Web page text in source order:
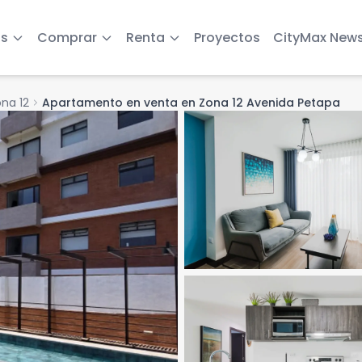
Comprar Renta Proyectos CityMax
12 chevron_right Apartamento en venta en Zona 12 Avenida Petapa